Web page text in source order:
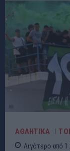
ΑΘΛΗΤΙΚΑ
Λιγότερο από 1